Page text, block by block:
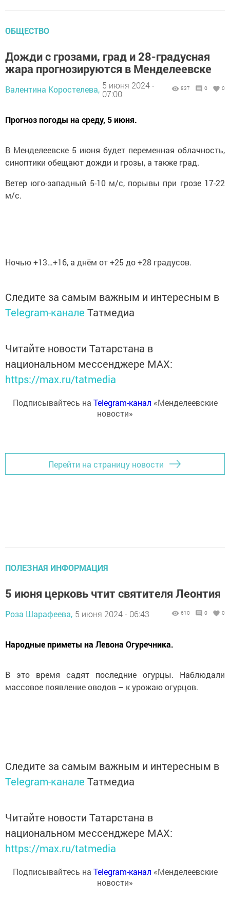
ОБЩЕСТВО
Дожди с грозами, град и 28-градусная
жара прогнозируются в Менделеевске
Валентина Коростелева, 5 июня 2024 -
07:00
837 0 0
Прогноз погоды на среду, 5 июня.
В Менделеевске 5 июня будет переменная облачность,
синоптики обещают дожди и грозы, а также град.
Ветер юго-западный 5-10 м/с, порывы при грозе 17-22
м/с.
Ночью +13…+16, а днём от +25 до +28 градусов.
Следите за самым важным и интересным в
Telegram-канале Татмедиа
Читайте новости Татарстана в
национальном мессенджере MАХ:
https://max.ru/tatmedia
Подписывайтесь на Telegram-канал «Менделеевские
новости»
Перейти на страницу новости
ПОЛЕЗНАЯ ИНФОРМАЦИЯ
5 июня церковь чтит святителя Леонтия
Роза Шарафеева, 5 июня 2024 - 06:43 610 0 0
Народные приметы на Левона Огуречника.
В это время садят последние огурцы. Наблюдали
массовое появление оводов – к урожаю огурцов.
Следите за самым важным и интересным в
Telegram-канале Татмедиа
Читайте новости Татарстана в
национальном мессенджере MАХ:
https://max.ru/tatmedia
Подписывайтесь на Telegram-канал «Менделеевские
новости»